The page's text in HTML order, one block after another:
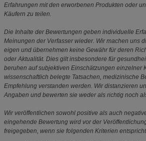
Erfahrungen mit den erworbenen Produkten oder
Käufern zu teilen.
Die Inhalte der Bewertungen geben individuelle
Meinungen der Verfasser wieder. Wir machen uns
eigen und übernehmen keine Gewähr für deren
oder Aktualität. Dies gilt insbesondere für
beruhen auf subjektiven Einschätzungen einzelner
wissenschaftlich belegte Tatsachen, medizinische
Empfehlung verstanden werden. Wir distanzieren
Angaben und bewerten sie weder als richtig noch
Wir veröffentlichen sowohl positive als auch
eingehende Bewertung wird vor der
freigegeben, wenn sie folgenden Kriterien